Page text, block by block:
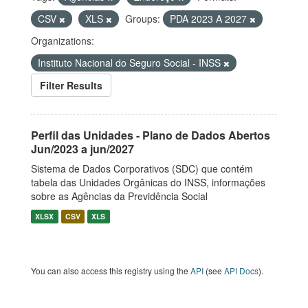
CSV
XLS Groups:
PDA 2023 A 2027
Organizations:
Instituto Nacional do Seguro Social - INSS
Filter Results
Perfil das Unidades - Plano de Dados Abertos
Jun/2023 a jun/2027
Sistema de Dados Corporativos (SDC) que contém
tabela das Unidades Orgânicas do INSS, informações
sobre as Agências da Previdência Social
XLSX CSV XLS
You can also access this registry using the API (see API Docs).